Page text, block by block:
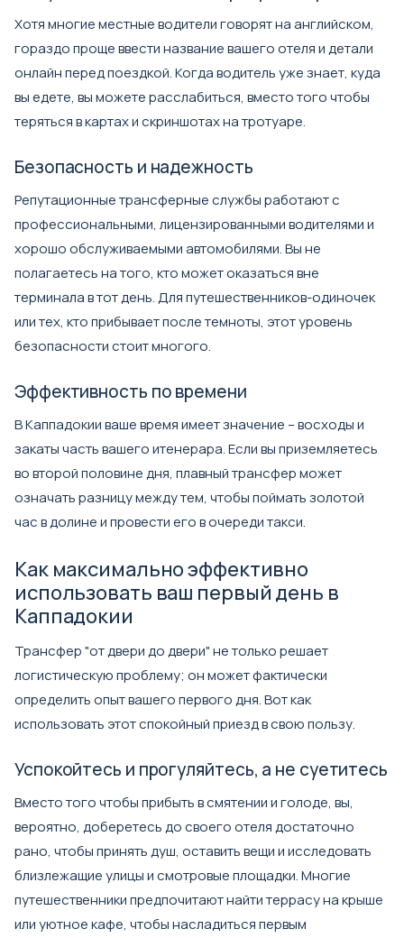
Хотя многие местные водители говорят на английском,
гораздо проще ввести название вашего отеля и детали
онлайн перед поездкой. Когда водитель уже знает, куда
вы едете, вы можете расслабиться, вместо того чтобы
теряться в картах и скриншотах на тротуаре.
Безопасность и надежность
Репутационные трансферные службы работают с
профессиональными, лицензированными водителями и
хорошо обслуживаемыми автомобилями. Вы не
полагаетесь на того, кто может оказаться вне
терминала в тот день. Для путешественников-одиночек
или тех, кто прибывает после темноты, этот уровень
безопасности стоит многого.
Эффективность по времени
В Каппадокии ваше время имеет значение – восходы и
закаты часть вашего итенерара. Если вы приземляетесь
во второй половине дня, плавный трансфер может
означать разницу между тем, чтобы поймать золотой
час в долине и провести его в очереди такси.
Как максимально эффективно
использовать ваш первый день в
Каппадокии
Трансфер "от двери до двери" не только решает
логистическую проблему; он может фактически
определить опыт вашего первого дня. Вот как
использовать этот спокойный приезд в свою пользу.
Успокойтесь и прогуляйтесь, а не суетитесь
Вместо того чтобы прибыть в смятении и голоде, вы,
вероятно, доберетесь до своего отеля достаточно
рано, чтобы принять душ, оставить вещи и исследовать
близлежащие улицы и смотровые площадки. Многие
путешественники предпочитают найти террасу на крыше
или уютное кафе, чтобы насладиться первым